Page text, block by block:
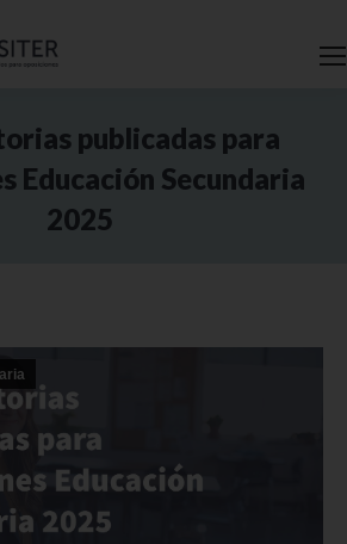
publicadas para
Educación Secundaria
2025